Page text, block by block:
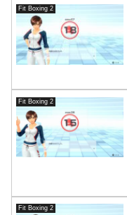
Fit Boxing 2
Fit Boxing 2
Fit Boxing 2